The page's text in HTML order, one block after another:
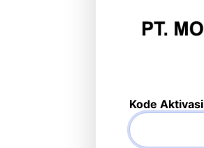
Kode Aktivasi